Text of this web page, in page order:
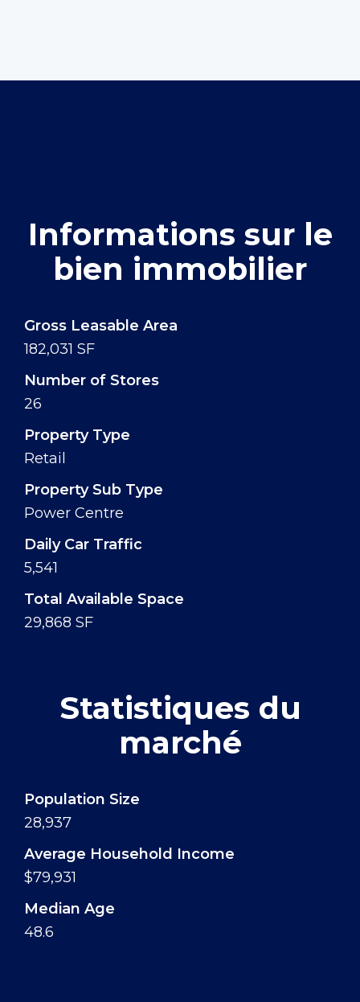
Informations sur le
bien immobilier
Gross Leasable Area
182,031 SF
Number of Stores
26
Property Type
Retail
Property Sub Type
Power Centre
Daily Car Traffic
5,541
Total Available Space
29,868 SF
Statistiques du
marché
Population Size
28,937
Average Household Income
$79,931
Median Age
48.6